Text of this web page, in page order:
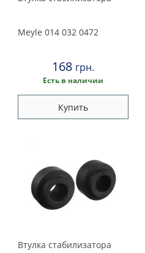
Meyle 014 032 0472
168 грн.
Есть в наличии
Купить
Втулка стабилизатора